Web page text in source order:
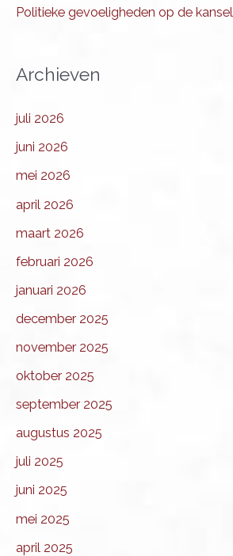
Politieke gevoeligheden op de kansel
Archieven
juli 2026
juni 2026
mei 2026
april 2026
maart 2026
februari 2026
januari 2026
december 2025
november 2025
oktober 2025
september 2025
augustus 2025
juli 2025
juni 2025
mei 2025
april 2025